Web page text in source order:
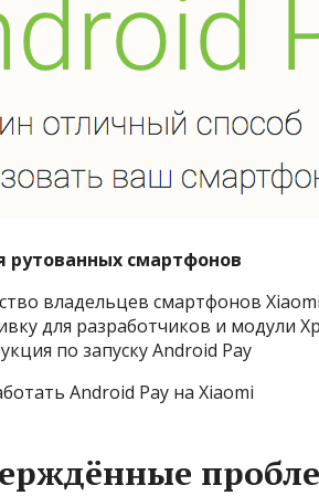
рутованных смартфонов
владельцев смартфонов
для разработчиков и модули
по запуску Android Pay
Android Pay на Xiaomi